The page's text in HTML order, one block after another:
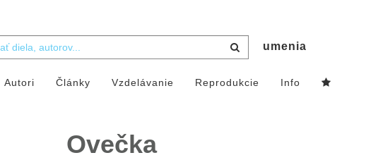
umenia
Autori Články Vzdelávanie Reprodukcie Info
Ovečka